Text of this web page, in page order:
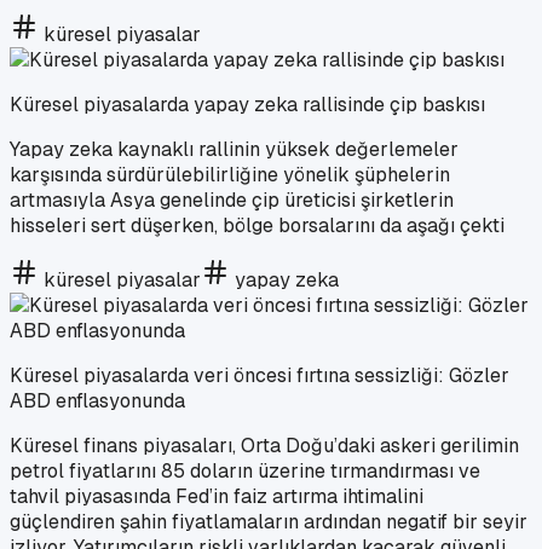
küresel piyasalar
Küresel piyasalarda yapay zeka rallisinde çip baskısı
Yapay zeka kaynaklı rallinin yüksek değerlemeler
karşısında sürdürülebilirliğine yönelik şüphelerin
artmasıyla Asya genelinde çip üreticisi şirketlerin
hisseleri sert düşerken, bölge borsalarını da aşağı çekti
küresel piyasalar yapay zeka
Küresel piyasalarda veri öncesi fırtına sessizliği: Gözler
ABD enflasyonunda
Küresel finans piyasaları, Orta Doğu’daki askeri gerilimin
petrol fiyatlarını 85 doların üzerine tırmandırması ve
tahvil piyasasında Fed’in faiz artırma ihtimalini
güçlendiren şahin fiyatlamaların ardından negatif bir seyir